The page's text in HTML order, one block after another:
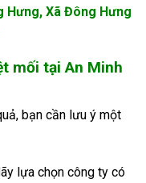
Hưng, Xã Đông Hưng
mối tại An Minh
bạn cần lưu ý một
lựa chọn công ty có